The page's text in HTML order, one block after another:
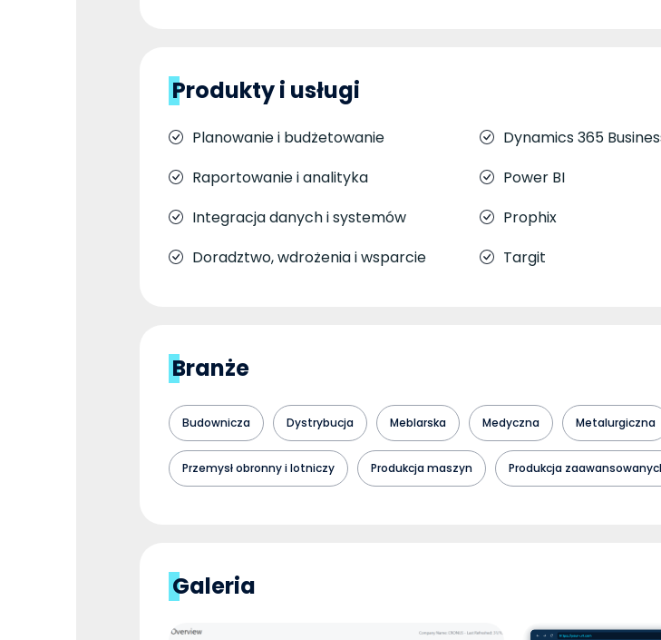
Produkty i usługi
Planowanie i budżetowanie
Raportowanie i analityka
Integracja danych i systemów
Doradztwo, wdrożenia i wsparcie
Dynamics 365
Power BI
Prophix
Targit
Branże
Budownicza Dystrybucja Meblarska Medyczna Metalurgiczna
Przemysł obronny i lotniczy Produkcja maszyn Produkcja
Galeria